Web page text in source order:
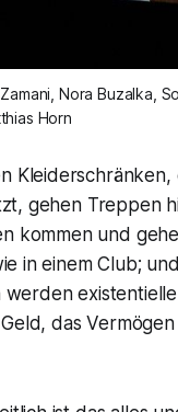
Nora Buzalka,
Horn
gehen Treppen
kommen und
in einem Club;
das